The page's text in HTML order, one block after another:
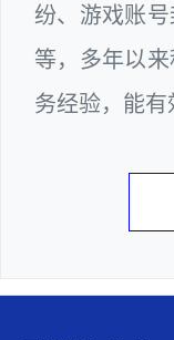
纷、游戏账
等，多年以
务经验，能有